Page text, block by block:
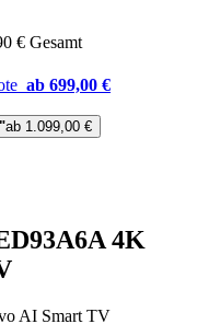
€ Gesamt
ab 699,00 €
ab 1.099,00 €
4K